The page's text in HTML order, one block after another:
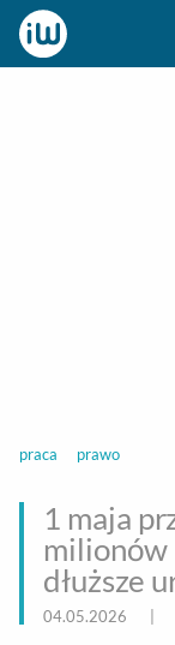
praca prawo
1 maja
milionów
dłuższe
04.05.2026